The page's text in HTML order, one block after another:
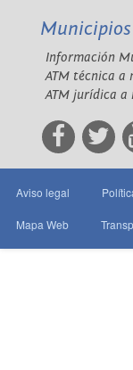
Municipios
Información
ATM técnica a
ATM jurídica a
Aviso legal
Mapa Web